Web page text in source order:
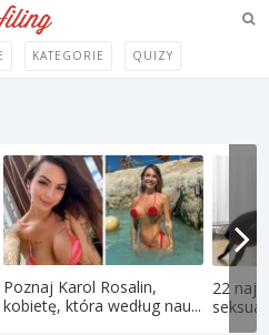
KATEGORIE QUIZY
Poznaj Karol Rosalin,
kobietę, która według nau...
22